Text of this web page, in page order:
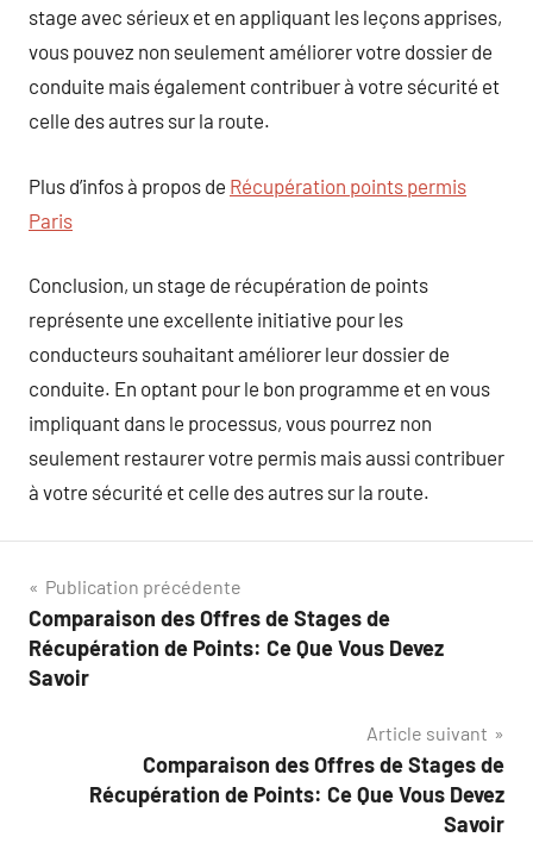
stage avec sérieux et en appliquant les leçons apprises,
vous pouvez non seulement améliorer votre dossier de
conduite mais également contribuer à votre sécurité et
celle des autres sur la route.
Plus d’infos à propos de Récupération points permis
Paris
Conclusion, un stage de récupération de points
représente une excellente initiative pour les
conducteurs souhaitant améliorer leur dossier de
conduite. En optant pour le bon programme et en vous
impliquant dans le processus, vous pourrez non
seulement restaurer votre permis mais aussi contribuer
à votre sécurité et celle des autres sur la route.
Navigation
de
l’article
Publication précédente
Comparaison des Offres de Stages de
Récupération de Points: Ce Que Vous Devez
Savoir
Article suivant
Comparaison des Offres de Stages de
Récupération de Points: Ce Que Vous Devez
Savoir